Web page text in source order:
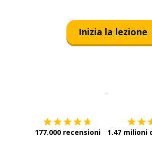
Inizia la lezione
177.000 recensioni 1.47 milioni